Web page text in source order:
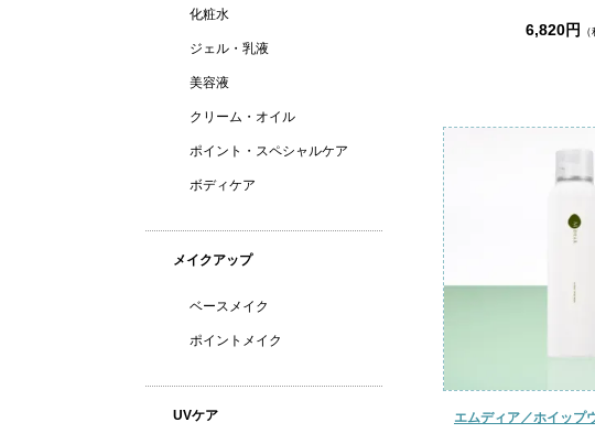
6,820円
エムディア／ホイップ
化粧水
ジェル・乳液
美容液
クリーム・オイル
ポイント・スペシャルケア
ボディケア
メイクアップ
ベースメイク
ポイントメイク
UVケア